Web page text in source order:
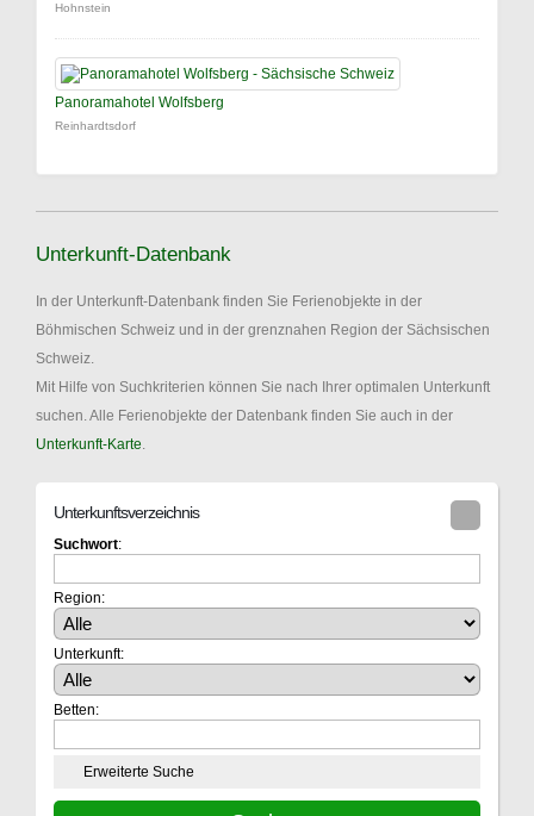
Hohnstein
Panoramahotel Wolfsberg
Reinhardtsdorf
Unterkunft-Datenbank
In der Unterkunft-Datenbank finden Sie Ferienobjekte in der
Böhmischen Schweiz und in der grenznahen Region der Sächsischen
Schweiz.
Mit Hilfe von Suchkriterien können Sie nach Ihrer optimalen Unterkunft
suchen. Alle Ferienobjekte der Datenbank finden Sie auch in der
Unterkunft-Karte
Unterkunftsverzeichnis
Suchwort:
Region:
Unterkunft:
Betten:
Erweiterte Suche